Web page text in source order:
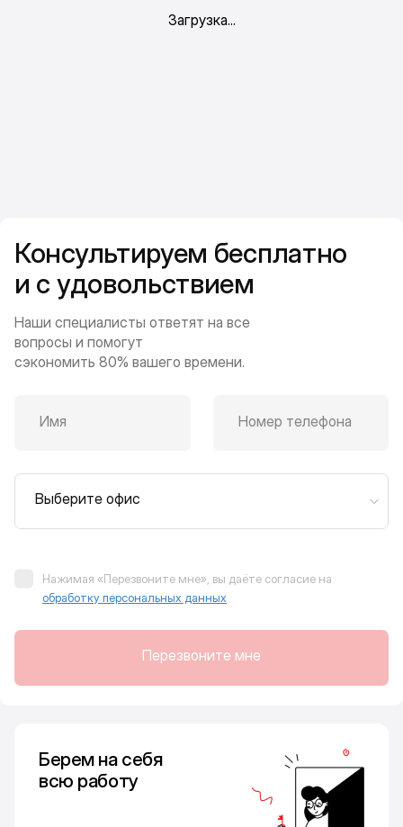
Консультируем бесплатно
и с удовольствием
Наши специалисты ответят на все
вопросы и помогут
сэкономить 80% вашего времени.
Имя Номер телефона
Выберите офис
Нажимая «Перезвоните мне», вы даёте согласие на
обработку персональных данных
Перезвоните мне
Берем на себя
всю работу